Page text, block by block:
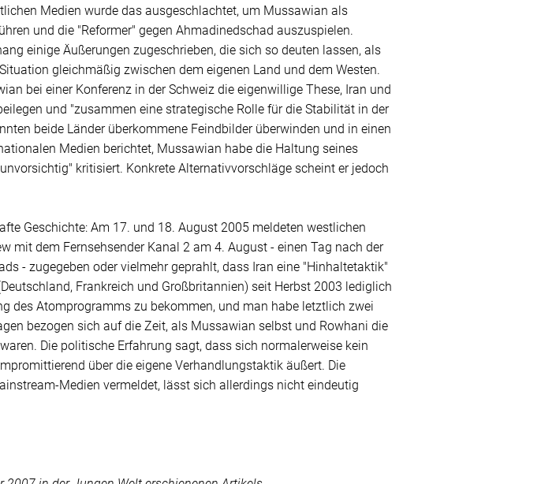
Medien wurde das ausgeschlachtet, um Mussawian als
und die "Reformer" gegen Ahmadinedschad auszuspielen.
einige Äußerungen zugeschrieben, die sich so deuten lassen, als
gleichmäßig zwischen dem eigenen Land und dem Westen.
bei einer Konferenz in der Schweiz die eigenwillige These, Iran und
und "zusammen eine strategische Rolle für die Stabilität in der
beide Länder überkommene Feindbilder überwinden und in einen
Medien berichtet, Mussawian habe die Haltung seines
kritisiert. Konkrete Alternativvorschläge scheint er jedoch
Geschichte: Am 17. und 18. August 2005 meldeten westlichen
mit dem Fernsehsender Kanal 2 am 4. August - einen Tag nach der
- zugegeben oder vielmehr geprahlt, dass Iran eine "Hinhaltetaktik"
Frankreich und Großbritannien) seit Herbst 2003 lediglich
des Atomprogramms zu bekommen, und man habe letztlich zwei
bezogen sich auf die Zeit, als Mussawian selbst und Rowhani die
Die politische Erfahrung sagt, dass sich normalerweise kein
über die eigene Verhandlungstaktik äußert. Die
Medien vermeldet, lässt sich allerdings nicht eindeutig